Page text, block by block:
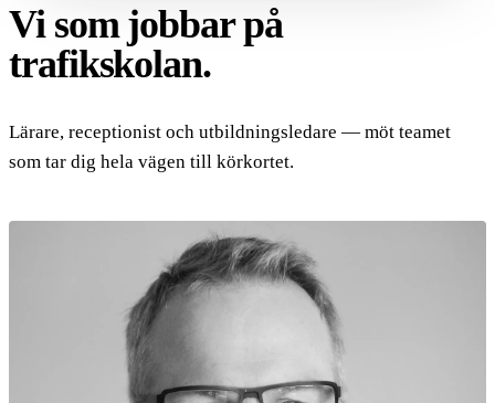
Vi som jobbar på
trafikskolan.
Lärare, receptionist och utbildningsledare — möt teamet
som tar dig hela vägen till körkortet.